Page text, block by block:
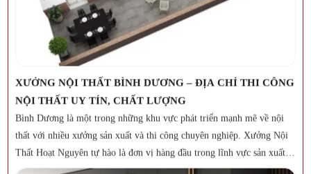
XƯỞNG SẢN XUẤT NỘI THẤT BÌNH DƯƠNG
Nội thất đóng vai trò quan trọng trong việc tạo nên không gian sống
và làm việc hiện đại, tiện nghi. Để đảm bảo chất lượng và giá thành
hợp lý, việc tìm kiếm xưởng sản xuất nội thất Bình Dương uy tín là
điều mà nhiều khách hàng quan tâm.